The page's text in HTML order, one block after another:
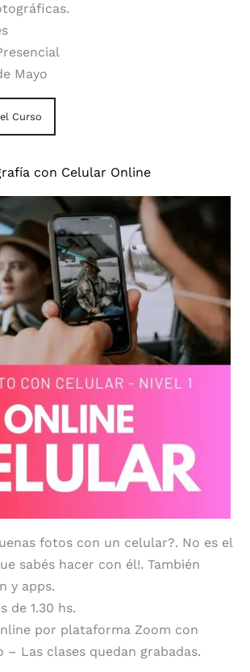
Mayo
Curso
con Celular Online
fotos con un celular?. No es el
sabés hacer con él!. También
y apps.
de 1.30 hs.
por plataforma Zoom con
– Las clases quedan grabadas.